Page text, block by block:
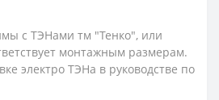
с ТЭНами тм "Тенко", или
монтажным размерам.
электро ТЭНа в руководстве по